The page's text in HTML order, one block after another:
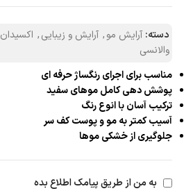
دسته: آرایش مو, آرایش و زیبایی, اکسیدان
والانسی
مناسب برای اجرای رنگساژ حرفه ای
پوشش دهی کامل موهای سفید
ترکیب آسان با انوع رنگ
آسیب کمتر به مو و پوست کف سر
جلوگیری از خشکی موها
به من از طریق پیامک اطلاع بده